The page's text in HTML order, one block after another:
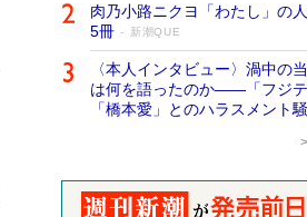
肉乃小路ニクヨ「わたし」の
5冊
新潮QUE
〈本人インタビュー〉渦中の
は何を語ったのか――「フジ
「橋本愛」とのハラスメント